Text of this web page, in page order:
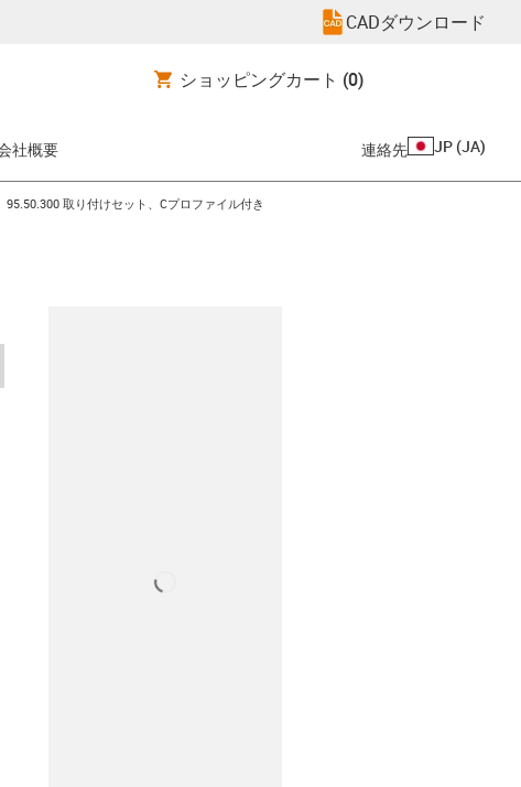
CADダウンロード
ショッピングカート (0)
社概要 連絡先 JP (JA)
icon-arrow-right
95.50.300 取り付けセット、Cプロファイル付き